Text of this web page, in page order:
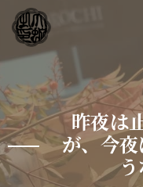
昨夜は
が、今